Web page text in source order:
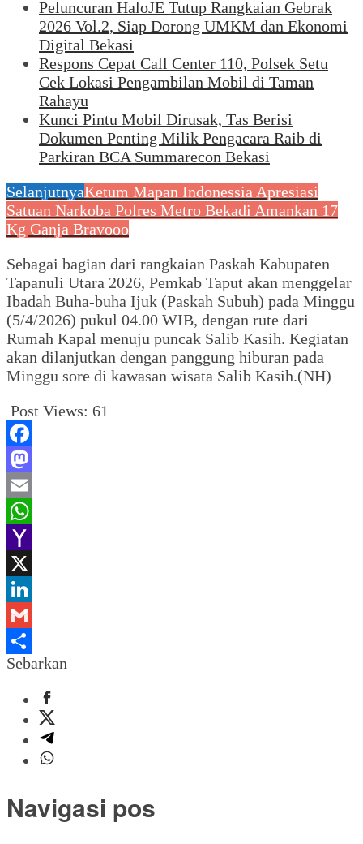
Peluncuran HaloJE Tutup Rangkaian Gebrak
2026 Vol.2, Siap Dorong UMKM dan Ekonomi
Digital Bekasi
Respons Cepat Call Center 110, Polsek Setu
Cek Lokasi Pengambilan Mobil di Taman
Rahayu
Kunci Pintu Mobil Dirusak, Tas Berisi
Dokumen Penting Milik Pengacara Raib di
Parkiran BCA Summarecon Bekasi
SelanjutnyaKetum Mapan Indonessia Apresiasi
Satuan Narkoba Polres Metro Bekadi Amankan 17
Kg Ganja Bravooo
Sebagai bagian dari rangkaian Paskah Kabupaten
Tapanuli Utara 2026, Pemkab Taput akan menggelar
Ibadah Buha-buha Ijuk (Paskah Subuh) pada Minggu
(5/4/2026) pukul 04.00 WIB, dengan rute dari
Rumah Kapal menuju puncak Salib Kasih. Kegiatan
akan dilanjutkan dengan panggung hiburan pada
Minggu sore di kawasan wisata Salib Kasih.(NH)
Post Views: 61
Facebook
Mastodon
Email
WhatsApp
Yahoo
Mail
X
LinkedIn
Gmail
Share
Sebarkan
Navigasi pos